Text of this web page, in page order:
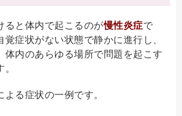
ると体内で起こるのが慢性炎症で
症状がない状態で静かに進行し、
体内のあらゆる場所で問題を起こす
る症状の一例です。